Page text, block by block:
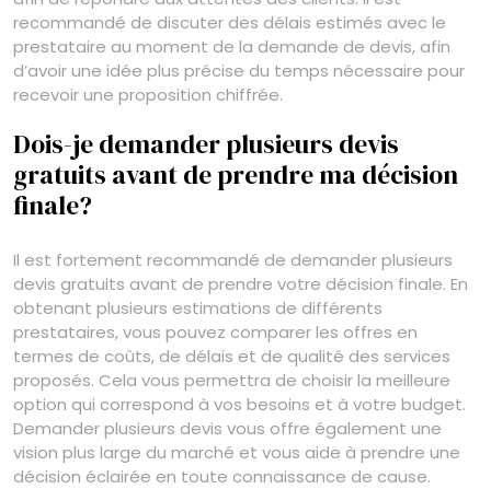
recommandé de discuter des délais estimés avec le
prestataire au moment de la demande de devis, afin
d’avoir une idée plus précise du temps nécessaire pour
recevoir une proposition chiffrée.
Dois-je demander plusieurs devis
gratuits avant de prendre ma décision
finale?
Il est fortement recommandé de demander plusieurs
devis gratuits avant de prendre votre décision finale. En
obtenant plusieurs estimations de différents
prestataires, vous pouvez comparer les offres en
termes de coûts, de délais et de qualité des services
proposés. Cela vous permettra de choisir la meilleure
option qui correspond à vos besoins et à votre budget.
Demander plusieurs devis vous offre également une
vision plus large du marché et vous aide à prendre une
décision éclairée en toute connaissance de cause.